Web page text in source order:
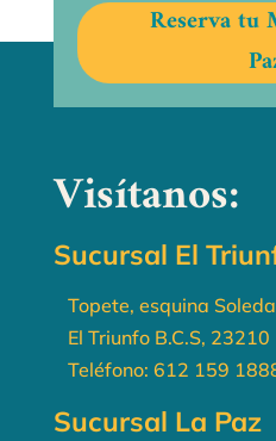
Reserva tu
Visítanos:
Sucursal El
Topete, esquina
El Triunfo B.C.S, 23210
Teléfono: 612 159
Sucursal La Paz